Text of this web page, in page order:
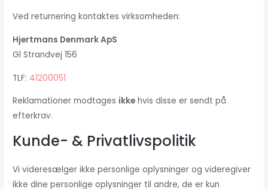
Ved returnering kontaktes virksomheden:
Hjertmans Denmark ApS
Gl Strandvej 156
TLF: 41200051
Reklamationer modtages ikke hvis disse er sendt på
efterkrav.
Kunde- & Privatlivspolitik
Vi videresælger ikke personlige oplysninger og videregiver
ikke dine personlige oplysninger til andre, de er kun